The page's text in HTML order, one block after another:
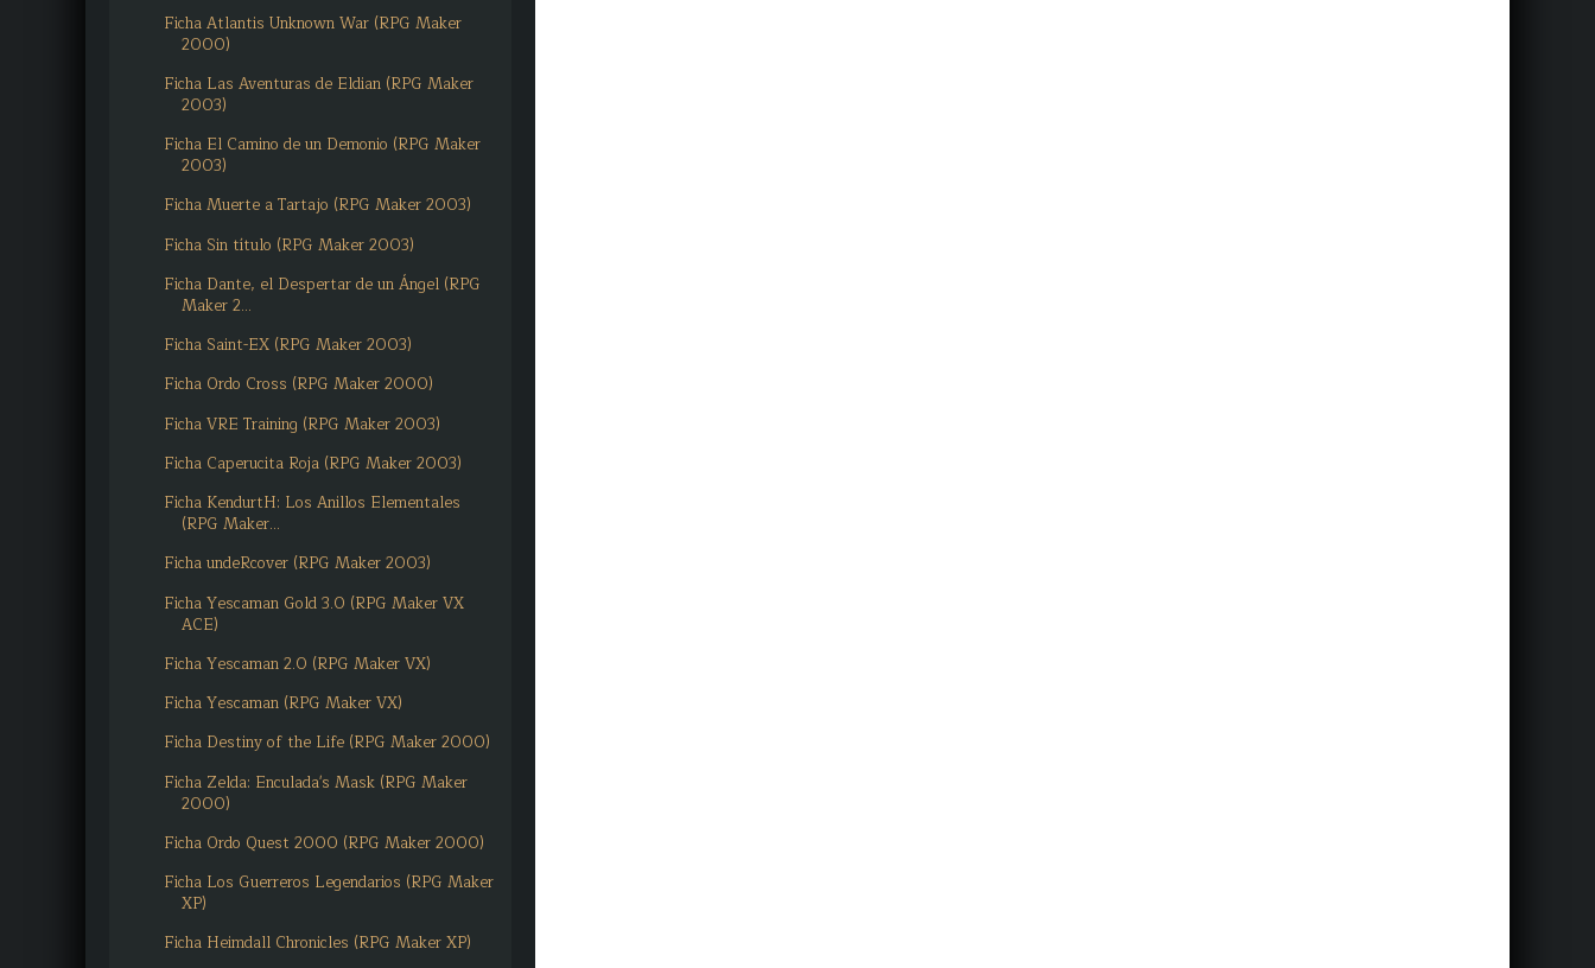
Ficha Atlantis Unknown War (RPG Maker
2000)
Ficha Las Aventuras de Eldian (RPG Maker
2003)
Ficha El Camino de un Demonio (RPG Maker
2003)
Ficha Muerte a Tartajo (RPG Maker 2003)
Ficha Sin título (RPG Maker 2003)
Ficha Dante, el Despertar de un Ángel (RPG
Maker 2...
Ficha Saint-EX (RPG Maker 2003)
Ficha Ordo Cross (RPG Maker 2000)
Ficha VRE Training (RPG Maker 2003)
Ficha Caperucita Roja (RPG Maker 2003)
Ficha KendurtH: Los Anillos Elementales
(RPG Maker...
Ficha undeRcover (RPG Maker 2003)
Ficha Yescaman Gold 3.0 (RPG Maker VX
ACE)
Ficha Yescaman 2.0 (RPG Maker VX)
Ficha Yescaman (RPG Maker VX)
Ficha Destiny of the Life (RPG Maker 2000)
Ficha Zelda: Enculada's Mask (RPG Maker
2000)
Ficha Ordo Quest 2000 (RPG Maker 2000)
Ficha Los Guerreros Legendarios (RPG Maker
XP)
Ficha Heimdall Chronicles (RPG Maker XP)